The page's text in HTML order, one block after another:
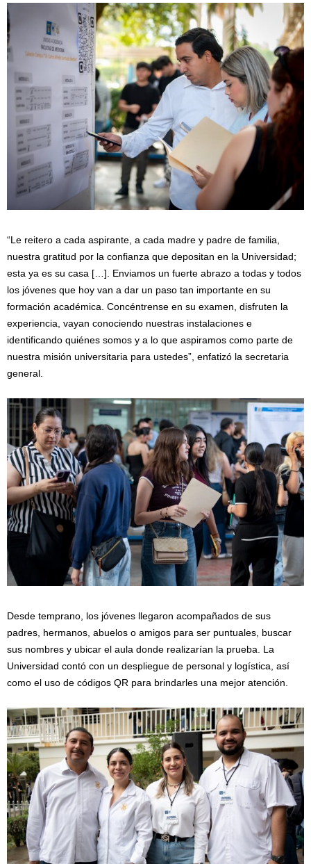
“Le reitero a cada aspirante, a cada madre y padre de familia,
nuestra gratitud por la confianza que depositan en la Universidad;
esta ya es su casa […]. Enviamos un fuerte abrazo a todas y todos
los jóvenes que hoy van a dar un paso tan importante en su
formación académica. Concéntrense en su examen, disfruten la
experiencia, vayan conociendo nuestras instalaciones e
identificando quiénes somos y a lo que aspiramos como parte de
nuestra misión universitaria para ustedes”, enfatizó la secretaria
general.
Desde temprano, los jóvenes llegaron acompañados de sus
padres, hermanos, abuelos o amigos para ser puntuales, buscar
sus nombres y ubicar el aula donde realizarían la prueba. La
Universidad contó con un despliegue de personal y logística, así
como el uso de códigos QR para brindarles una mejor atención.